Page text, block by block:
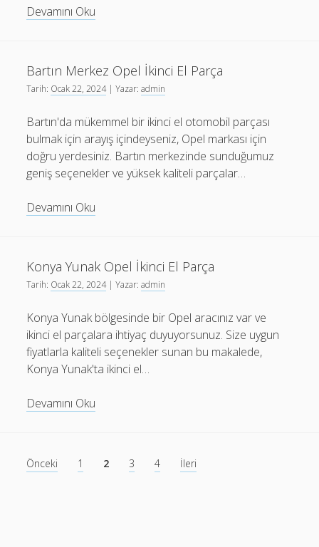
Devamını Oku
Parçaları
Bartın Merkez Opel İkinci El Parça
Tarih: Ocak 22, 2024| Yazar:admin
Bartın'da mükemmel bir ikinci el otomobil parçası
bulmak için arayış içindeyseniz, Opel markası için
doğru yerdesiniz. Bartın merkezinde sunduğumuz
geniş seçenekler ve yüksek kaliteli parçalar…
Devamını Oku
İkinci
El
Parça
Konya Yunak Opel İkinci El Parça
Tarih: Ocak 22, 2024| Yazar:admin
Konya Yunak bölgesinde bir Opel aracınız var ve
ikinci el parçalara ihtiyaç duyuyorsunuz. Size uygun
fiyatlarla kaliteli seçenekler sunan bu makalede,
Konya Yunak'ta ikinci el…
Devamını Oku
Yazı
sayfalaması
Önceki 1 2 3 4 İleri